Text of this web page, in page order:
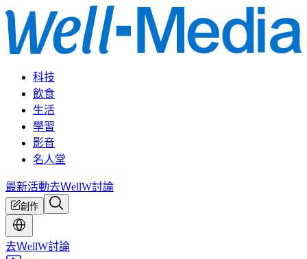
科技
飲食
生活
學習
影音
名人堂
最新活動去ＷellW討論
創作
去ＷellW討論